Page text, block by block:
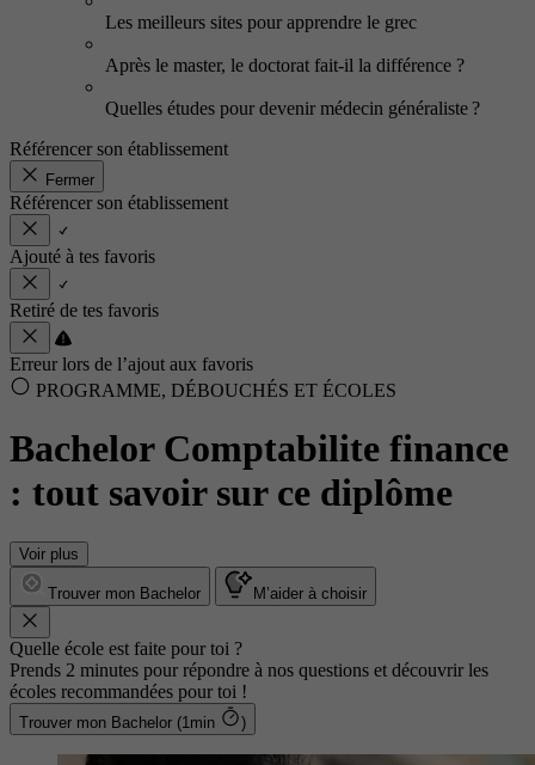
Les meilleurs sites pour apprendre le grec
Après le master, le doctorat fait-il la différence ?
Quelles études pour devenir médecin généraliste ?
Référencer son établissement
Fermer
Référencer son établissement
Ajouté à tes favoris
Retiré de tes favoris
Erreur lors de l’ajout aux favoris
PROGRAMME, DÉBOUCHÉS ET ÉCOLES
Bachelor Comptabilite finance
: tout savoir sur ce diplôme
Voir plus
Trouver mon Bachelor M’aider à choisir
Quelle école est faite pour toi ?
Prends 2 minutes pour répondre à nos questions et découvrir les
écoles recommandées pour toi !
Trouver mon Bachelor (1min )